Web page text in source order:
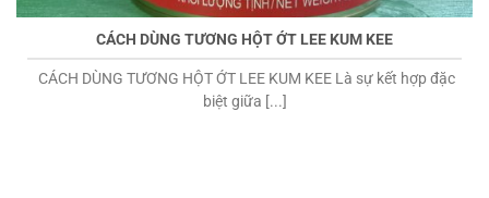
CÁCH DÙNG TƯƠNG HỘT ỚT LEE KUM KEE
CÁCH DÙNG TƯƠNG HỘT ỚT LEE KUM KEE Là sự kết hợp đặc
biệt giữa [...]